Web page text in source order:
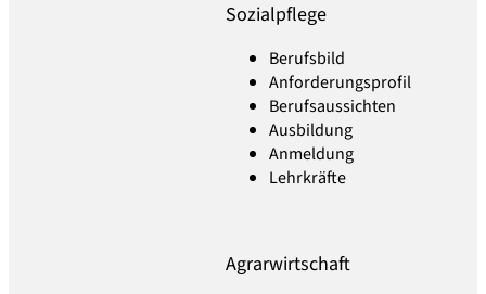
Sozialpflege
Berufsbild
Anforderungsprofil
Berufsaussichten
Ausbildung
Anmeldung
Lehrkräfte
Agrarwirtschaft